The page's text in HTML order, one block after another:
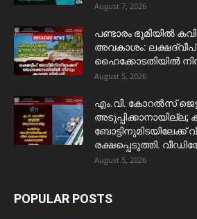
August 7, 2026
പണ്ടാരം ഭൂമിയിൽ
അവകാശം: ലക്ഷദ്വീപ്
ഹൈക്കോടതിയിൽ
August 5, 2026
​എം.വി. കോറൽസ്
അടുപ്പിക്കാനായില്ല;
ബോട്ടിനുമിടയിലേക്ക്
രക്ഷപ്പെടുത്തി.
August 5, 2026
POPULAR POSTS